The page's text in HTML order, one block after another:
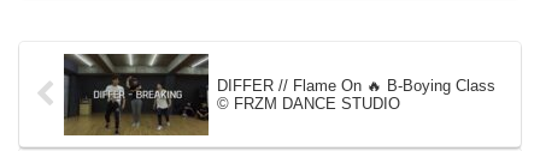
DIFFER // Flame On 🔥 B-Boying Class
© FRZM DANCE STUDIO